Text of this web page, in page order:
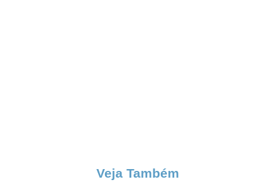
Veja Também